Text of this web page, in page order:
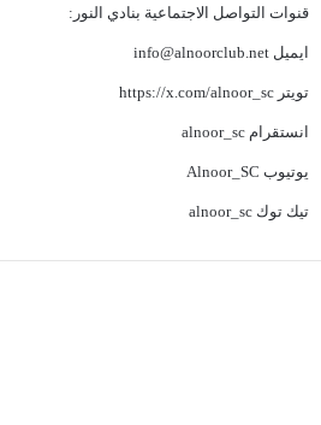
قنوات التواصل الاجتماعية بنادي النور:
ايميلinfo@alnoorclub.net
تويترhttps://x.com/alnoor_sc
انستقرامalnoor_sc
يوتيوب Alnoor_SC
تيك توكalnoor_sc